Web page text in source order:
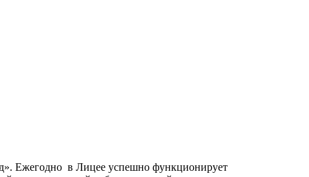
Ежегодно в Лицее успешно функционирует